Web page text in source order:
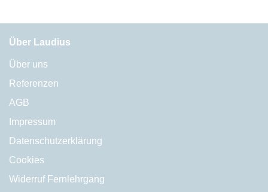
Über Laudius
Über uns
Referenzen
AGB
Impressum
Datenschutzerklärung
Cookies
Widerruf Fernlehrgang